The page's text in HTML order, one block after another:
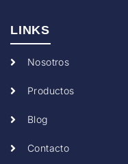
LINKS
Nosotros
Productos
Blog
Contacto